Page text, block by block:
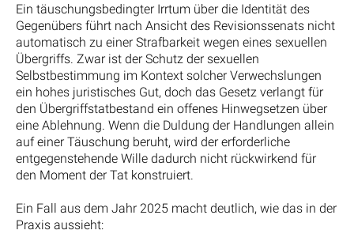
Ein täuschungsbedingter Irrtum über die Identität des
Gegenübers führt nach Ansicht des Revisionssenats nicht
automatisch zu einer Strafbarkeit wegen eines sexuellen
Übergriffs. Zwar ist der Schutz der sexuellen
Selbstbestimmung im Kontext solcher Verwechslungen
ein hohes juristisches Gut, doch das Gesetz verlangt für
den Übergriffstatbestand ein offenes Hinwegsetzen über
eine Ablehnung. Wenn die Duldung der Handlungen allein
auf einer Täuschung beruht, wird der erforderliche
entgegenstehende Wille dadurch nicht rückwirkend für
den Moment der Tat konstruiert.
Ein Fall aus dem Jahr 2025 macht deutlich, wie das in der
Praxis aussieht: